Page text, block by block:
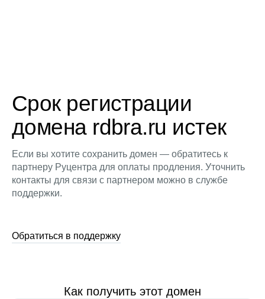
Срок регистрации
домена rdbra.ru истек
Если вы хотите сохранить домен — обратитесь к
партнеру Руцентра для оплаты продления. Уточнить
контакты для связи с партнером можно в службе
поддержки.
Обратиться в поддержку
Как получить этот домен